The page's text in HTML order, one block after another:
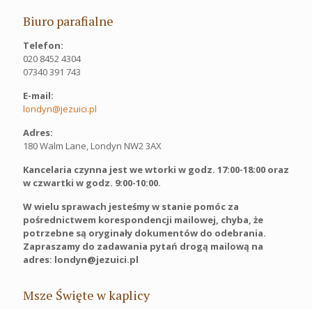
Biuro parafialne
Telefon:
020 8452 4304
07340 391 743
E-mail:
londyn@jezuici.pl
Adres:
180 Walm Lane, Londyn NW2 3AX
Kancelaria czynna jest we wtorki w godz. 17:00-18:00 oraz
w czwartki w godz. 9:00-10:00.
W wielu sprawach jesteśmy w stanie pomóc za
pośrednictwem korespondencji mailowej, chyba, że
potrzebne są oryginały dokumentów do odebrania.
Zapraszamy do zadawania pytań drogą mailową na
adres: londyn@jezuici.pl
Msze Święte w kaplicy